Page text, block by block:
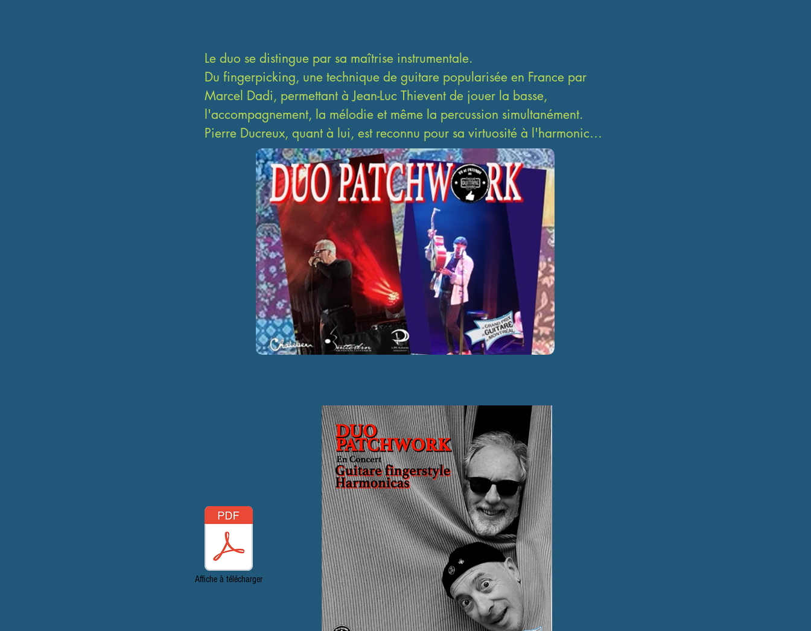
Le duo se distingue par sa maîtrise instrumentale.
Du fingerpicking, une technique de guitare popularisée en France par
Marcel Dadi, permettant à Jean-Luc Thievent de jouer la basse,
l'accompagnement, la mélodie et même la percussion simultanément.
Pierre Ducreux, quant à lui, est reconnu pour sa virtuosité à l'harmonica.
Le répertoire est un véritable patchwork musical, mélangeant fingerstyle,
musiques irlandaises, chansons françaises, blues et bien d'autres styles, le
tout revisité de manière originale. L'histoire de Patchwork met en lumière
l'importance de la collaboration et du partage dans la musique.
Les deux musiciens ont des parcours atypiques : Jean-Luc Thievent a
connu le succès au Canada avant de revenir en France, il a remporté le
Grand Prix de Guitare de Montréal et a joué avec des guitaristes
renommés tels que Tommy Emmanuel, Michael Jones, Michel Haumont et
François Sciortino. Pierre Ducreux a découvert l'harmonica suite à un
problème de santé l'empêchant de jouer de la guitare. Il a été fortement
influencé par le morceau "C'est la faute à Dylan" de Bashung.
Le duo a rendu hommage à Graeme Allwright au Toucouleur de Trégastel
avec le public et beaucoup de rencontres à la clé", Pierre Ducreux
(extrait du Télégramme).
Le duo Patchwork se présente comme une formation originale et
talentueuse, capable de captiver un public varié grâce à la virtuosité des
musiciens et la richesse de leur répertoire. L'histoire personnelle de
chaque membre du duo ajoute une dimension humaine et touchante à
leur musique.
Affiche à télécharger